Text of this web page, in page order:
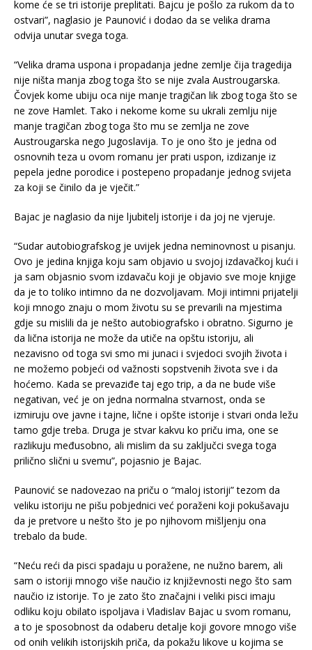
kome će se tri istorije preplitati. Bajcu je pošlo za rukom da to
ostvari”, naglasio je Paunović i dodao da se velika drama
odvija unutar svega toga.
“Velika drama uspona i propadanja jedne zemlje čija tragedija
nije ništa manja zbog toga što se nije zvala Austrougarska.
Čovjek kome ubiju oca nije manje tragičan lik zbog toga što se
ne zove Hamlet. Tako i nekome kome su ukrali zemlju nije
manje tragičan zbog toga što mu se zemlja ne zove
Austrougarska nego Jugoslavija. To je ono što je jedna od
osnovnih teza u ovom romanu jer prati uspon, izdizanje iz
pepela jedne porodice i postepeno propadanje jednog svijeta
za koji se činilo da je vječit.”
Bajac je naglasio da nije ljubitelj istorije i da joj ne vjeruje.
“Sudar autobiografskog je uvijek jedna neminovnost u pisanju.
Ovo je jedina knjiga koju sam objavio u svojoj izdavačkoj kući i
ja sam objasnio svom izdavaču koji je objavio sve moje knjige
da je to toliko intimno da ne dozvoljavam. Moji intimni prijatelji
koji mnogo znaju o mom životu su se prevarili na mjestima
gdje su mislili da je nešto autobiografsko i obratno. Sigurno je
da lična istorija ne može da utiče na opštu istoriju, ali
nezavisno od toga svi smo mi junaci i svjedoci svojih života i
ne možemo pobjeći od važnosti sopstvenih života sve i da
hoćemo. Kada se prevaziđe taj ego trip, a da ne bude više
negativan, već je on jedna normalna stvarnost, onda se
izmiruju ove javne i tajne, lične i opšte istorije i stvari onda ležu
tamo gdje treba. Druga je stvar kakvu ko priču ima, one se
razlikuju međusobno, ali mislim da su zaključci svega toga
prilično slični u svemu”, pojasnio je Bajac.
Paunović se nadovezao na priču o “maloj istoriji” tezom da
veliku istoriju ne pišu pobjednici već poraženi koji pokušavaju
da je pretvore u nešto što je po njihovom mišljenju ona
trebalo da bude.
“Neću reći da pisci spadaju u poražene, ne nužno barem, ali
sam o istoriji mnogo više naučio iz književnosti nego što sam
naučio iz istorije. To je zato što značajni i veliki pisci imaju
odliku koju obilato ispoljava i Vladislav Bajac u svom romanu,
a to je sposobnost da odaberu detalje koji govore mnogo više
od onih velikih istorijskih priča, da pokažu likove u kojima se